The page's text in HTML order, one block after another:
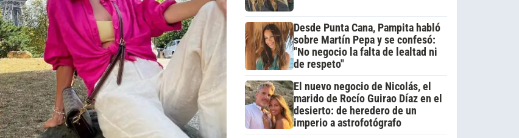
Desde Punta Cana, Pampita habló
sobre Martín Pepa y se confesó:
"No negocio la falta de lealtad ni
de respeto"
El nuevo negocio de Nicolás, el
marido de Rocío Guirao Díaz en el
desierto: de heredero de un
imperio a astrofotógrafo